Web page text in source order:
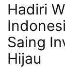
Hadiri
Saing
Hijau